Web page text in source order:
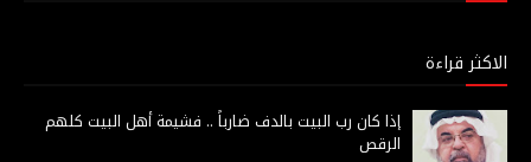
الاكثر قراءة
إذا كان رب البيت بالدف ضارباً .. فشيمة أهل البيت كلهم
الرقص